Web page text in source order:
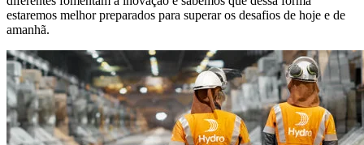
estaremos melhor preparados para superar os desafios de hoje e de
amanhã.